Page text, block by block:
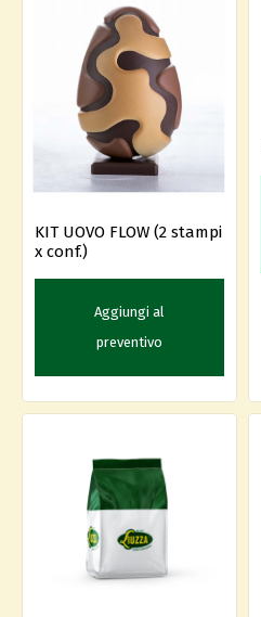
KIT UOVO FLOW (2 stampi
x conf.)
Aggiungi al
preventivo